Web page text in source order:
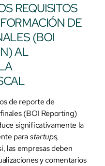
REQUISITOS
DE
(BOI
AL
de reporte de
(BOI Reporting)
significativamente la
parastartups,
las empresas deben
y comentarios